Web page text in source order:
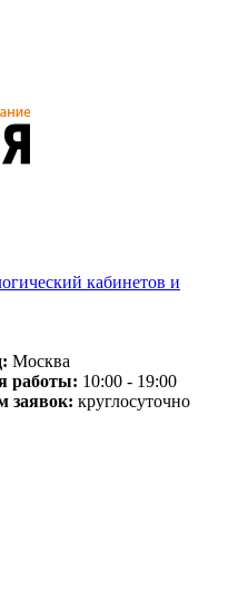
кабинетов и
Москва
работы: 10:00 - 19:00
заявок: круглосуточно